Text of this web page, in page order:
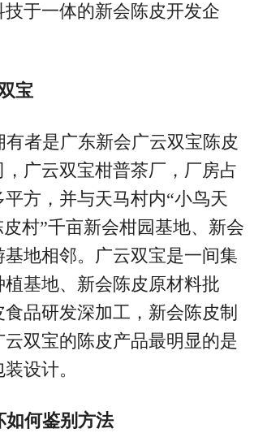
于一体的新会陈皮开发企
宝
有者是广东新会广云双宝陈皮
广云双宝柑普茶厂，厂房占
平方，并与天马村内“小鸟天
村”千亩新会柑园基地、新会
地相邻。广云双宝是一间集
植基地、新会陈皮原材料批
品研发深加工，新会陈皮制
双宝的陈皮产品最明显的是
设计。
如何鉴别方法